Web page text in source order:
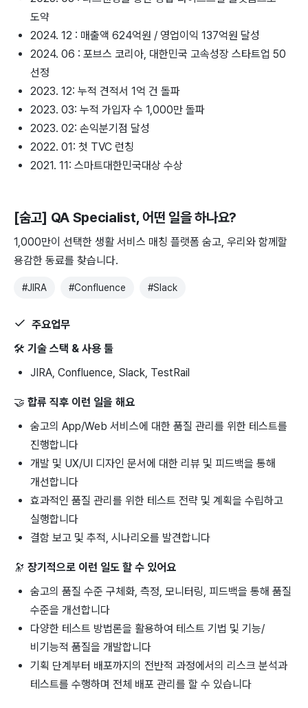
도약
2024. 12 : 매출액 624억원 / 영업이익 137억원 달성
2024. 06 : 포브스 코리아, 대한민국 고속성장 스타트업 50
선정
2023. 12: 누적 견적서 1억 건 돌파
2023. 03: 누적 가입자 수 1,000만 돌파
2023. 02: 손익분기점 달성
2022. 01: 첫 TVC 런칭
2021. 11: 스마트대한민국대상 수상
[숨고] QA Specialist, 어떤 일을 하나요?
1,000만이 선택한 생활 서비스 매칭 플랫폼 숨고, 우리와 함께할
용감한 동료를 찾습니다.
#JIRA #Confluence #Slack
주요업무
🛠️ 기술 스택 & 사용 툴
JIRA, Confluence, Slack, TestRail
🤝 합류 직후 이런 일을 해요
숨고의 App/Web 서비스에 대한 품질 관리를 위한 테스트를
진행합니다
개발 및 UX/UI 디자인 문서에 대한 리뷰 및 피드백을 통해
개선합니다
효과적인 품질 관리를 위한 테스트 전략 및 계획을 수립하고
실행합니다
결함 보고 및 추적, 시나리오를 발견합니다
🔭 장기적으로 이런 일도 할 수 있어요
숨고의 품질 수준 구체화, 측정, 모니터링, 피드백을 통해 품질
수준을 개선합니다
다양한 테스트 방법론을 활용하여 테스트 기법 및 기능/
비기능적 품질을 개발합니다
기획 단계부터 배포까지의 전반적 과정에서의 리스크 분석과
테스트를 수행하며 전체 배포 관리를 할 수 있습니다